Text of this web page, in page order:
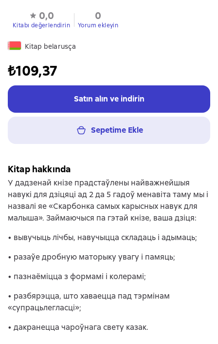
0,0
Kitabı değerlendirin
0
Yorum ekleyin
Kitap belarusça
₺109,37
Satın alın ve indirin
Sepetime Ekle
Kitap hakkında
У дадзенай кнізе прадстаўлены найважнейшыя
навукі для дзіцяці ад 2 да 5 гадоў менавіта таму мы і
назвалі яе «Скарбонка самых карысных навук для
малыша». Займаючыся па гэтай кнізе, ваша дзіця:
• вывучыць лічбы, навучыцца складаць і адымаць;
• разаўе дробную маторыку увагу і памяць;
• пазнаёміцца з формамі і колерамі;
• разбярэцца, што хаваецца пад тэрмінам
«супрацьлегласці»;
• дакранецца чароўнага свету казак.